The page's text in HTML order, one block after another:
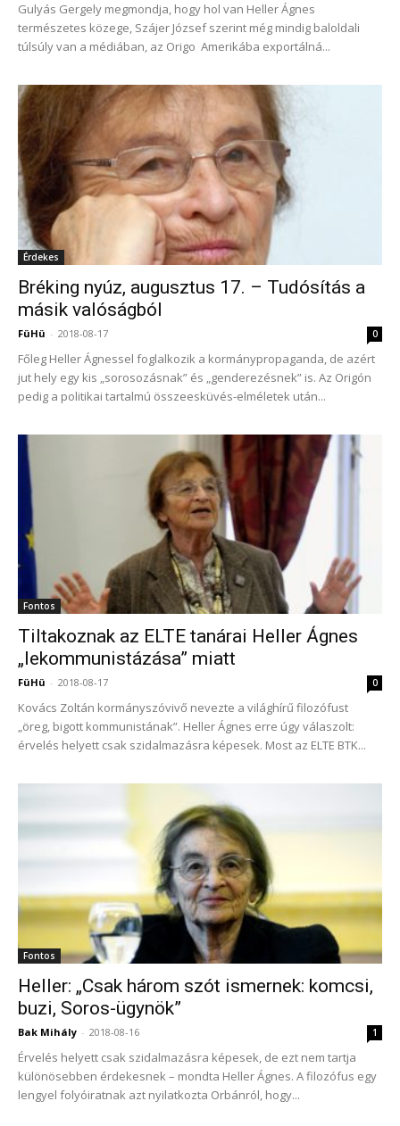
Gulyás Gergely megmondja, hogy hol van Heller Ágnes
természetes közege, Szájer József szerint még mindig baloldali
túlsúly van a médiában, az Origo Amerikába exportálná...
Érdekes
Bréking nyúz, augusztus 17. – Tudósítás a
másik valóságból
FüHü - 2018-08-17 0
Főleg Heller Ágnessel foglalkozik a kormánypropaganda, de azért
jut hely egy kis „sorosozásnak” és „genderezésnek” is. Az Origón
pedig a politikai tartalmú összeesküvés-elméletek után...
Fontos
Tiltakoznak az ELTE tanárai Heller Ágnes
„lekommunistázása” miatt
FüHü - 2018-08-17 0
Kovács Zoltán kormányszóvivő nevezte a világhírű filozófust
„öreg, bigott kommunistának”. Heller Ágnes erre úgy válaszolt:
érvelés helyett csak szidalmazásra képesek. Most az ELTE BTK...
Fontos
Heller: „Csak három szót ismernek: komcsi,
buzi, Soros-ügynök”
Bak Mihály - 2018-08-16 1
Érvelés helyett csak szidalmazásra képesek, de ezt nem tartja
különösebben érdekesnek – mondta Heller Ágnes. A filozófus egy
lengyel folyóiratnak azt nyilatkozta Orbánról, hogy...